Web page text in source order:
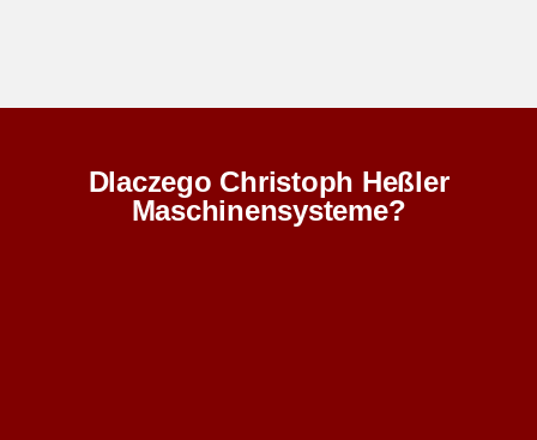
Dlaczego Christoph Heßler
Maschinensysteme?